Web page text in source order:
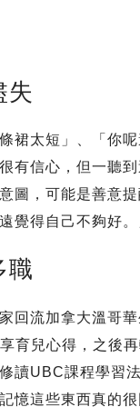
失
裙太短」、「你
有信心，但一聽
圖，可能是善意
覺得自己不夠好。
職
回流加拿大溫哥
育兒心得，之後
讀UBC課程學習
憶這些東西真的很